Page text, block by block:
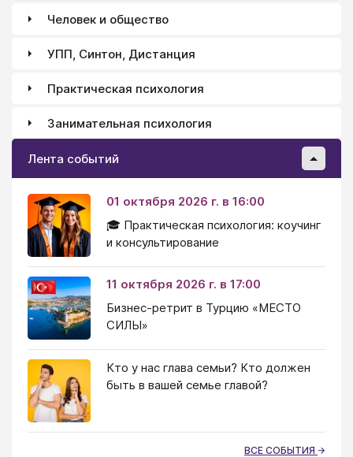
Человек и общество
УПП, Синтон, Дистанция
Практическая психология
Занимательная психология
Лента событий
01 октября 2026 г. в 16:00
🎓 Практическая психология: коучинг
и консультирование
11 октября 2026 г. в 17:00
Бизнес-ретрит в Турцию «МЕСТО
СИЛЫ»
Кто у нас глава семьи? Кто должен
быть в вашей семье главой?
ВСЕ СОБЫТИЯ